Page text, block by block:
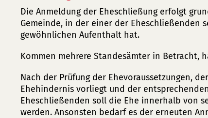
Die Anmeldung der Eheschließung erfolgt
Gemeinde, in der einer der Eheschließenden
gewöhnlichen Aufenthalt hat.
Kommen mehrere Standesämter in Betracht,
Nach der Prüfung der Ehevoraussetzungen,
Ehehindernis vorliegt und der
Eheschließenden soll die Ehe innerhalb von
werden. Ansonsten bedarf es der erneuten